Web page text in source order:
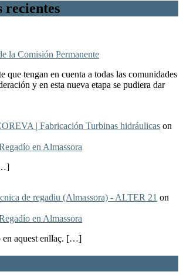
recientes
la Comisión Permanente
que tengan en cuenta a todas las comunidades
y en esta nueva etapa se pudiera dar
| Fabricación Turbinas hidráulicas on
en Almassora
de regadiu (Almassora) - ALTER 21 on
en Almassora
aquest enllaç. […]